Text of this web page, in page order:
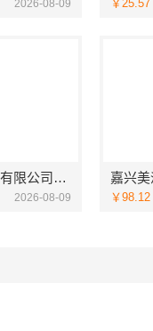
2026-08-09 ￥25.57
河南零百味供应链有限公司零百味低成本零食硬折扣适配全场景
2026-08-09 ￥98.12